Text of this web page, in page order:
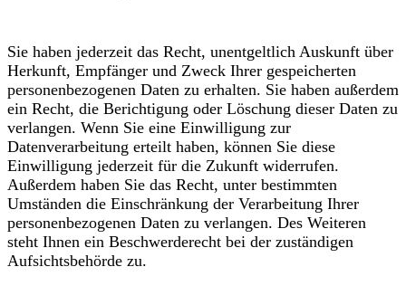
Sie haben jederzeit das Recht, unentgeltlich Auskunft über
Herkunft, Empfänger und Zweck Ihrer gespeicherten
personenbezogenen Daten zu erhalten. Sie haben außerdem
ein Recht, die Berichtigung oder Löschung dieser Daten zu
verlangen. Wenn Sie eine Einwilligung zur
Datenverarbeitung erteilt haben, können Sie diese
Einwilligung jederzeit für die Zukunft widerrufen.
Außerdem haben Sie das Recht, unter bestimmten
Umständen die Einschränkung der Verarbeitung Ihrer
personenbezogenen Daten zu verlangen. Des Weiteren
steht Ihnen ein Beschwerderecht bei der zuständigen
Aufsichtsbehörde zu.